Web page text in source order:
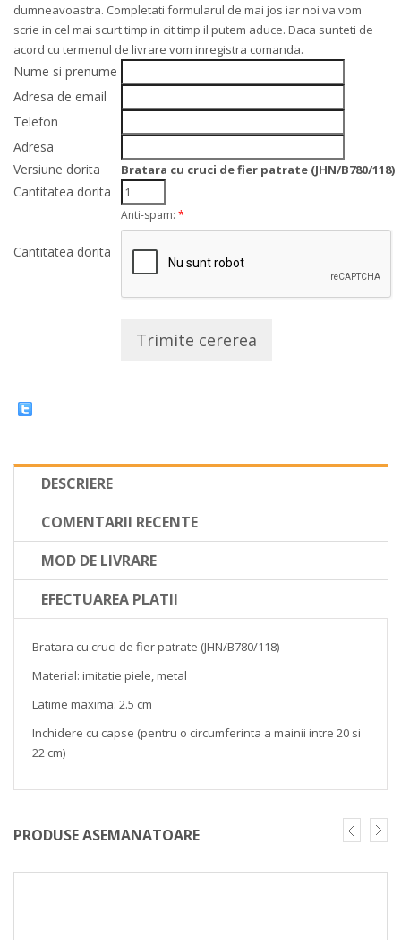
dumneavoastra. Completati formularul de mai jos iar noi va vom
scrie in cel mai scurt timp in cit timp il putem aduce. Daca sunteti de
acord cu termenul de livrare vom inregistra comanda.
Nume si prenume
Adresa de email
Telefon
Adresa
Versiune dorita
Bratara cu cruci de fier patrate (JHN/B780/118)
Cantitatea dorita
Cantitatea dorita
Anti-spam: *
Trimite cererea
DESCRIERE
COMENTARII RECENTE
MOD DE LIVRARE
EFECTUAREA PLATII
Bratara cu cruci de fier patrate (JHN/B780/118)
Material: imitatie piele, metal
Latime maxima: 2.5 cm
Inchidere cu capse (pentru o circumferinta a mainii intre 20 si
22 cm)
PRODUSE ASEMANATOARE